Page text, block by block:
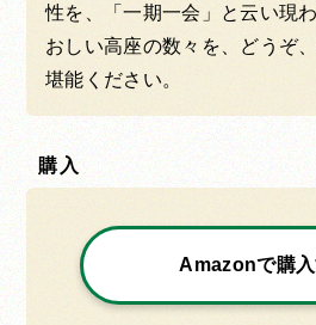
性を、「一期一会」と云い現
おしい高座の数々を、どうぞ
堪能ください。
購入
Amazonで購